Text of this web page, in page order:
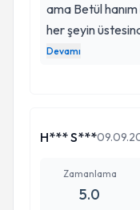
ama Betül
her şeyin
etti. Bir süredir
işareti
Devamı
H*** S***
Zamanlama
5.0